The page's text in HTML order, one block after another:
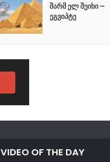
შარმ ელ შეიხი –
ეგვიპტე
VIDEO OF THE DAY